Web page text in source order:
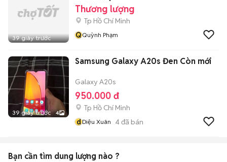
39 giây trước
Thương lượng
Tp Hồ Chí Minh
QQuỳnh Phạm
39 giây trước 4
Samsung Galaxy A20s Đen Còn mới
Galaxy A20s
950.000 đ
Tp Hồ Chí Minh
dDiệu Xuân 4đã bán
Bạn cần tìm dung lượng nào ?